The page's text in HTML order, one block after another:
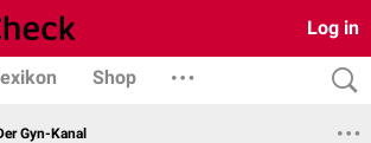
Log in
Shop
Gyn-Kanal